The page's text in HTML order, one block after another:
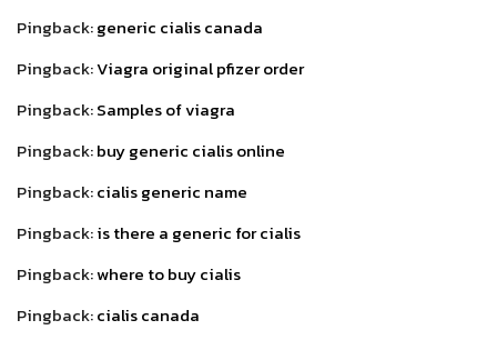
Pingback:generic cialis canada
Pingback:Viagra original pfizer order
Pingback:Samples of viagra
Pingback:buy generic cialis online
Pingback:cialis generic name
Pingback:is there a generic for cialis
Pingback:where to buy cialis
Pingback:cialis canada